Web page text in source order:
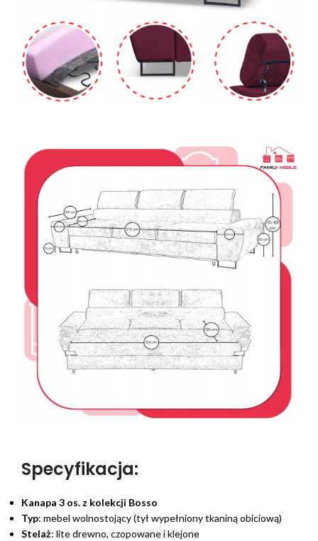
Specyfikacja:
Kanapa 3 os. z kolekcji Bosso
Typ: mebel wolnostojący (tył wypełniony tkaniną obiciową)
Stelaż: lite drewno, czopowane i klejone